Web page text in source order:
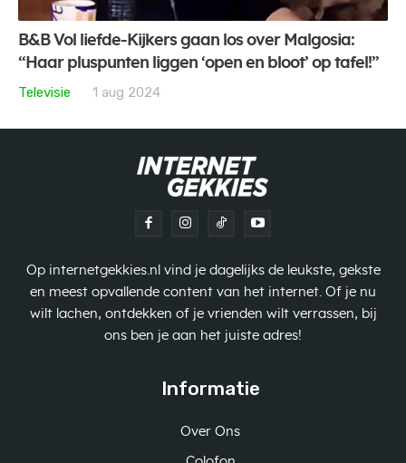
B&B Vol liefde-Kijkers gaan los over Malgosia:
“Haar pluspunten liggen ‘open en bloot’ op tafel!”
Televisie
1 aug 2024
Op internetgekkies.nl vind je dagelijks de leukste, gekste
en meest opvallende content van het internet. Of je nu
wilt lachen, ontdekken of je vrienden wilt verrassen, bij
ons ben je aan het juiste adres!
Informatie
Over Ons